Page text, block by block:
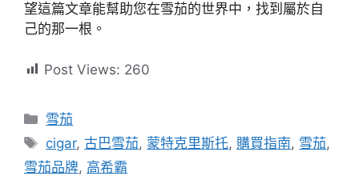
望這篇文章能幫助您在雪茄的世界中，找到屬於自
己的那一根。
Post Views: 260
分
類
雪茄
標
籤
cigar, 古巴雪茄, 蒙特克里斯托, 購買指南, 雪茄,
雪茄品牌, 高希霸